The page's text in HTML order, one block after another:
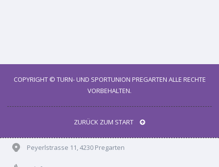
COPYRIGHT © TURN- UND SPORTUNION PREGARTEN ALLE RECHTE
VORBEHALTEN.
ZURÜCK ZUM START
Peyerlstrasse 11,4230 Pregarten